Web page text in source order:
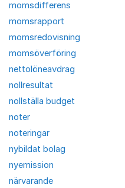
momsdifferens
momsrapport
momsredovisning
momsöverföring
nettolöneavdrag
nollresultat
nollställa budget
noter
noteringar
nybildat bolag
nyemission
närvarande